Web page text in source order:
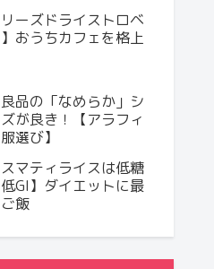
リーズドライストロベ
おうちカフェを格上
品の「なめらか」シ
が良き！【アラフィ
選び】
スマティライスは低糖
GI】ダイエットに最
飯